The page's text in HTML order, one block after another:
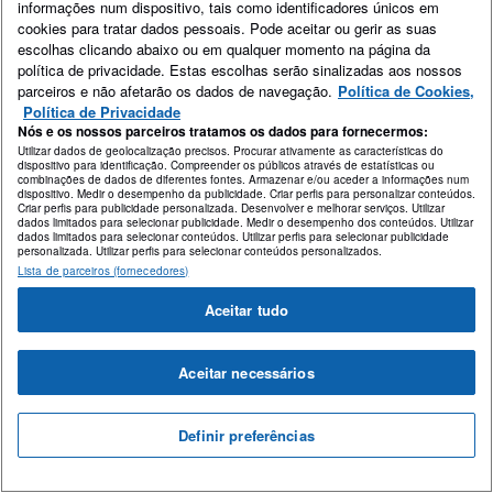
informações num dispositivo, tais como identificadores únicos em
cookies para tratar dados pessoais. Pode aceitar ou gerir as suas
escolhas clicando abaixo ou em qualquer momento na página da
política de privacidade. Estas escolhas serão sinalizadas aos nossos
parceiros e não afetarão os dados de navegação. Política de Cookies,
Política de Privacidade
Nós e os nossos parceiros tratamos os dados para fornecermos:
Utilizar dados de geolocalização precisos. Procurar ativamente as características do
dispositivo para identificação. Compreender os públicos através de estatísticas ou
combinações de dados de diferentes fontes. Armazenar e/ou aceder a informações num
dispositivo. Medir o desempenho da publicidade. Criar perfis para personalizar conteúdos.
Criar perfis para publicidade personalizada. Desenvolver e melhorar serviços. Utilizar
dados limitados para selecionar publicidade. Medir o desempenho dos conteúdos. Utilizar
dados limitados para selecionar conteúdos. Utilizar perfis para selecionar publicidade
personalizada. Utilizar perfis para selecionar conteúdos personalizados.
Lista de parceiros (fornecedores)
Aceitar tudo
Aceitar necessários
Definir preferências